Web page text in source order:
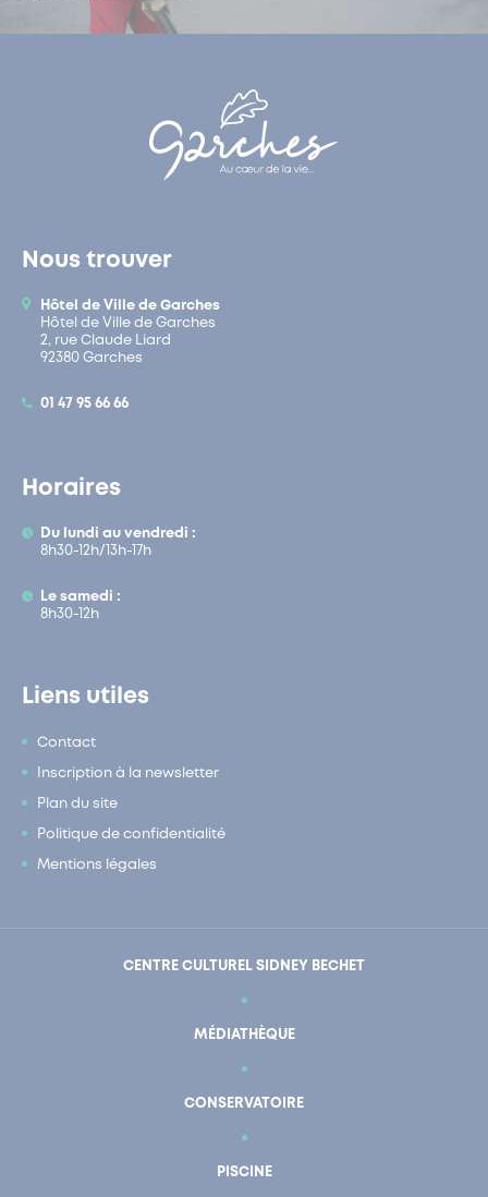
Nous trouver
Hôtel de Ville de Garches
Hôtel de Ville de Garches
2, rue Claude Liard
92380 Garches
01 47 95 66 66
Horaires
Du lundi au vendredi :
8h30-12h/13h-17h
Le samedi :
8h30-12h
Liens utiles
Contact
Inscription à la newsletter
Plan du site
Politique de confidentialité
Mentions légales
CENTRE CULTUREL SIDNEY BECHET
MÉDIATHÈQUE
CONSERVATOIRE
PISCINE